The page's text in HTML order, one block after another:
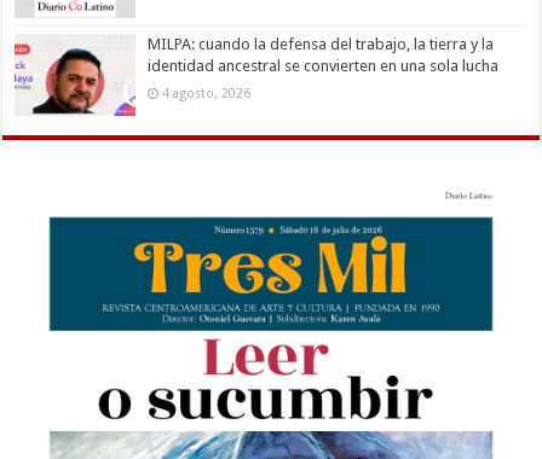
MILPA: cuando la defensa del trabajo, la tierra y la
identidad ancestral se convierten en una sola lucha
4 agosto, 2026